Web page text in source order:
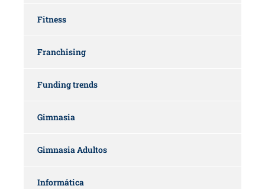
Fitness
Franchising
Funding trends
Gimnasia
Gimnasia Adultos
Informática